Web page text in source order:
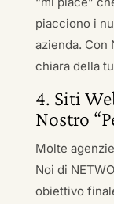
piacciono i
azienda. Con
chiara della
4. Siti
Nostro
Molte
Noi di
obiettivo